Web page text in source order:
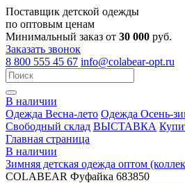
Поставщик детской одежды
по оптовым ценам
Минимальный заказ от 30 000 руб.
Заказать звонок
8 800 555 45 67 info@colabear-opt.ru
В наличии
Одежда Весна-лето Одежда Осень-
Свободный склад ВЫСТАВКА
Главная страница
В наличии
Зимняя детская одежда оптом
COLABEAR Фуфайка 683850